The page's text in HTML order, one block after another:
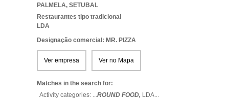
PALMELA, SETUBAL
Restaurantes tipo tradicional
LDA
Designação comercial: MR. PIZZA
Ver empresa Ver no Mapa
Matches in the search for:
Activity categories: ...ROUND FOOD, LDA...